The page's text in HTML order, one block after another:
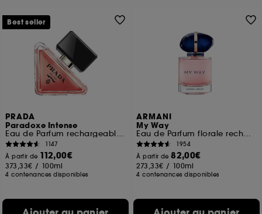
PRADA
Paradoxe Intense
Eau de Parfum rechargeable Florale Ambrée Boisée pour femme
1147
À partir de 112,00€
373,33€ / 100ml
4 contenances disponibles
Best seller
ARMANI
My Way
Eau de Parfum florale rechargeable pour femme
1954
À partir de82,00€
273,33€ / 100ml
4 contenances disponibles